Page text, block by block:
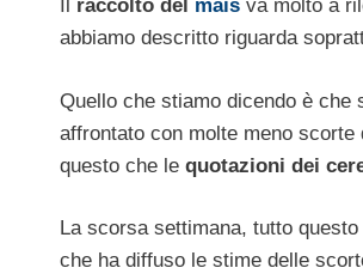
raccolto del mais va molto a
abbiamo descritto riguarda
Quello che stiamo dicendo è
affrontato con molte meno
questo che le quotazioni dei
La scorsa settimana, tutto
che ha diffuso le stime delle